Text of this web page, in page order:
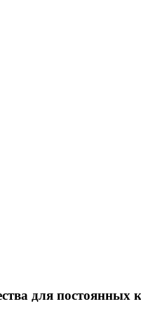
для постоянных